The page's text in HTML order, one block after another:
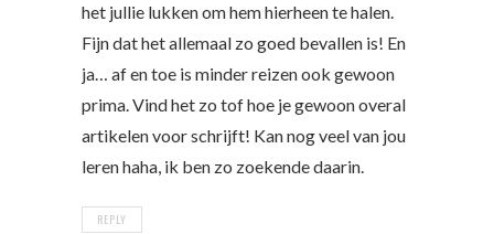
het jullie lukken om hem hierheen te halen.
Fijn dat het allemaal zo goed bevallen is! En
ja… af en toe is minder reizen ook gewoon
prima. Vind het zo tof hoe je gewoon overal
artikelen voor schrijft! Kan nog veel van jou
leren haha, ik ben zo zoekende daarin.
REPLY